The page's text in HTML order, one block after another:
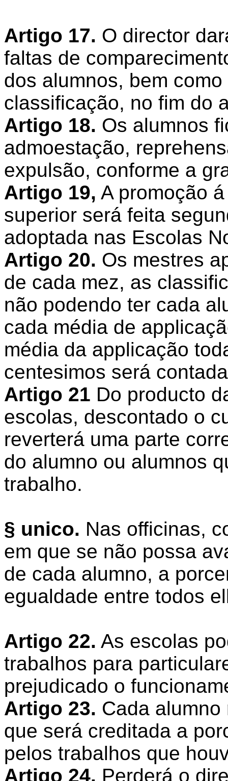
Artigo 17. O director
faltas de
dos alumnos, bem
classificação, no fim do
Artigo 18. Os alumnos
admoestação,
expulsão, conforme a
Artigo 19, A promoção
superior será feita
adoptada nas Escolas
Artigo 20. Os mestres
de cada mez, as
não podendo ter cada
cada média de
média da applicação
centesimos será
Artigo 21 Do producto
escolas, descontado o
reverterá uma parte
do alumno ou alumnos
trabalho.
§ unico. Nas officinas,
em que se não possa
de cada alumno, a
egualdade entre todos
Artigo 22. As escolas
trabalhos para
prejudicado o
Artigo 23. Cada
que será creditada a
pelos trabalhos que
Artigo 24. Perderá o